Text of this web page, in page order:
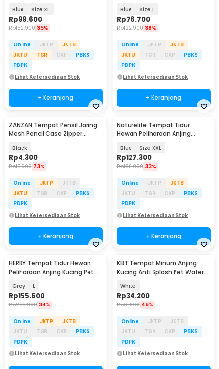
Blue Size XL
Rp99.600
Rp152.900 35%
Online JKTP
JKTB
JKTU
TGR CKP
PBKS
PDPK
Lihat Ketersediaan Stok
+ Keranjang
Blue Size L
Rp76.700
Rp122.900 38%
Online JKTP
JKTB
JKTU
TGR CKP
PBKS
PDPK
Lihat Ketersediaan Stok
+ Keranjang
ZANZAN Tempat Pensil Jaring
Mesh Pencil Case Zipper
Black
Rp4.300
Rp15.900 73%
Online JKTP
JKTB
JKTU
TGR CKP
PBKS
PDPK
Lihat Ketersediaan Stok
+ Keranjang
Naturelife Tempat Tidur
Hewan Peliharaan Anjing
Blue Size XXL
Rp127.300
Rp188.900 33%
Online JKTP
JKTB
JKTU
TGR CKP
PBKS
PDPK
Lihat Ketersediaan Stok
+ Keranjang
HERRY Tempat Tidur Hewan
Peliharaan Anjing Kucing Pet
Gray L
Rp155.600
Rp233.900 34%
Online JKTP
JKTB
JKTU
TGR CKP
PBKS
PDPK
Lihat Ketersediaan Stok
KBT Tempat Minum Anjing
Kucing Anti Splash Pet Water
White
Rp34.200
Rp61.900 45%
Online JKTP
JKTB
JKTU
TGR CKP
PBKS
PDPK
Lihat Ketersediaan Stok